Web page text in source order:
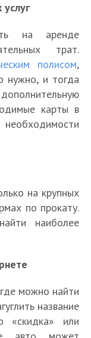
на аренде
трат.
полисом,
нужно, и тогда
карты в
на крупных
по прокату.
наиболее
можно найти
название
«скидка» или